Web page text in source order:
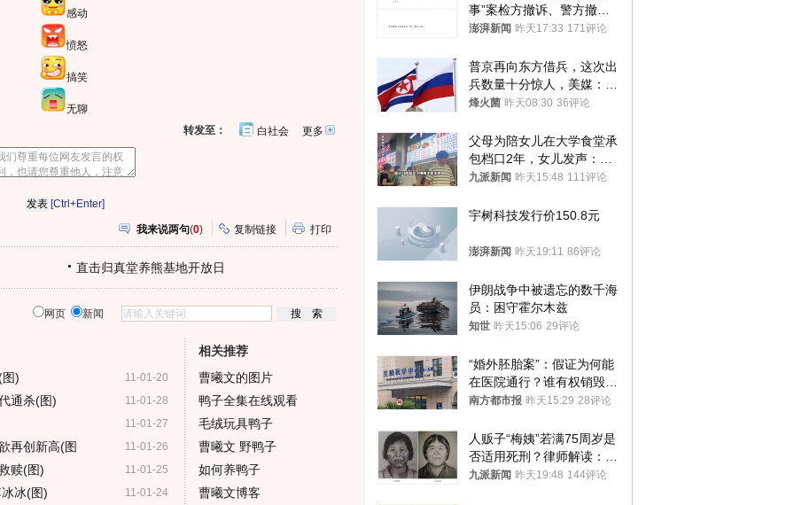
感动
愤怒
搞笑
无聊
更多开
转发至： 白社会
[Ctrl+Enter]
我来说两句(0) 复制链接 打印
直击归真堂养熊基地开放日
网页 新闻
11-01-20
)
11-01-28
通杀(图)
11-01-27
11-01-26
再创新高(图
11-01-25
赎(图)
11-01-24
冰(图)
相关推荐
曹曦文的图片
鸭子全集在线观看
毛绒玩具鸭子
曹曦文 野鸭子
如何养鸭子
曹曦文博客
事”案检方撤诉、警方撤
案，两被告人获国赔
澎湃新闻 昨天17:33 171评论
普京再向东方借兵，这次出
兵数量十分惊人，美媒：俄
朝要动真格？
烽火菌 昨天08:30 36评论
父母为陪女儿在大学食堂承
包档口2年，女儿发声：初
衷是为了陪伴，毕业后将不
九派新闻 昨天15:48 111评论
宇树科技发行价150.8元
澎湃新闻 昨天19:11 86评论
伊朗战争中被遗忘的数千海
员：困守霍尔木兹
知世 昨天15:06 29评论
“婚外胚胎案”：假证为何能
在医院通行？谁有权销毁胚
胎？
南方都市报 昨天15:29 28评论
人贩子“梅姨”若满75周岁是
否适用死刑？律师解读：很
大概率不会被判处死刑
九派新闻 昨天19:48 144评论